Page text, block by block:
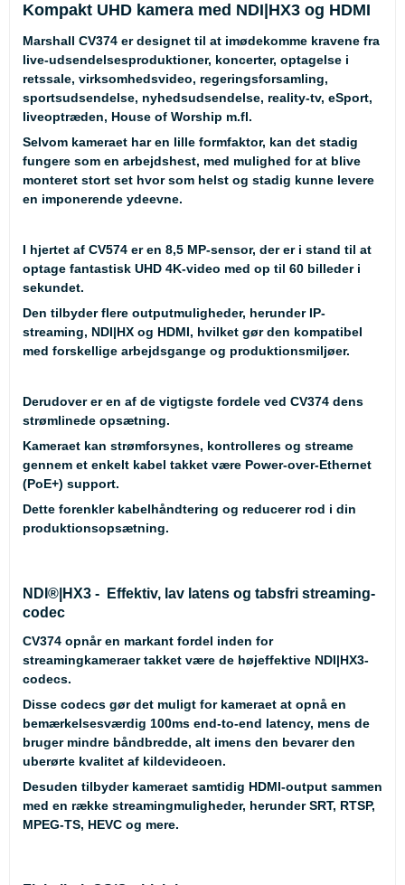
Kompakt UHD kamera med NDI|HX3 og HDMI
Marshall CV374 er designet til at imødekomme kravene fra
live-udsendelsesproduktioner, koncerter, optagelse i
retssale, virksomhedsvideo, regeringsforsamling,
sportsudsendelse, nyhedsudsendelse, reality-tv, eSport,
liveoptræden, House of Worship m.fl.
Selvom kameraet har en lille formfaktor, kan det stadig
fungere som en arbejdshest, med mulighed for at blive
monteret stort set hvor som helst og stadig kunne levere
en imponerende ydeevne.
I hjertet af CV574 er en 8,5 MP-sensor, der er i stand til at
optage fantastisk UHD 4K-video med op til 60 billeder i
sekundet.
Den tilbyder flere outputmuligheder, herunder IP-
streaming, NDI|HX og HDMI, hvilket gør den kompatibel
med forskellige arbejdsgange og produktionsmiljøer.
Derudover er en af de vigtigste fordele ved CV374 dens
strømlinede opsætning.
Kameraet kan strømforsynes, kontrolleres og streame
gennem et enkelt kabel takket være Power-over-Ethernet
(PoE+) support.
Dette forenkler kabelhåndtering og reducerer rod i din
produktionsopsætning.
NDI®|HX3 - Effektiv, lav latens og tabsfri streaming-
codec
CV374 opnår en markant fordel inden for
streamingkameraer takket være de højeffektive NDI|HX3-
codecs.
Disse codecs gør det muligt for kameraet at opnå en
bemærkelsesværdig 100ms end-to-end latency, mens de
bruger mindre båndbredde, alt imens den bevarer den
uberørte kvalitet af kildevideoen.
Desuden tilbyder kameraet samtidig HDMI-output sammen
med en række streamingmuligheder, herunder SRT, RTSP,
MPEG-TS, HEVC og mere.